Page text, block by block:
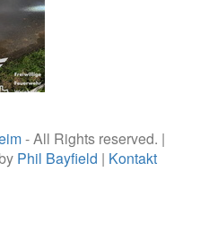
- All Rights reserved. |
Phil Bayfield | Kontakt